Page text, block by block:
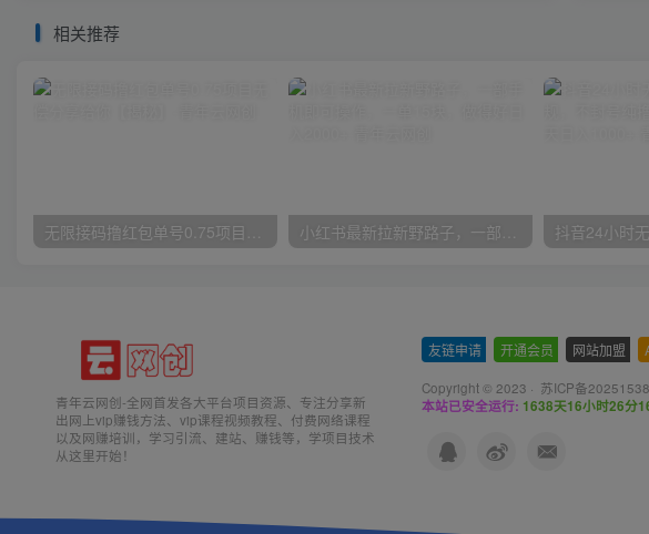
相关推荐
无限接码撸红包单号0.75项目无偿分享给你【揭秘】 小红书最新拉新野路子，一部手机即可操作，一单15块，做得好日入2000+
青年云网创-全网首发各大平台项目资源、专注分享新
出网上vip赚钱方法、vip课程视频教程、付费网络课程
以及网赚培训，学习引流、建站、赚钱等，学项目技术
从这里开始！
友链申请 开通会员 网站加盟
Copyright © 2023 · 苏ICP备
本站已安全运行: 1638天16小时26分